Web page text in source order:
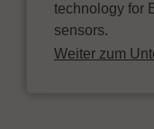
technology for
sensors.
Weiter zum